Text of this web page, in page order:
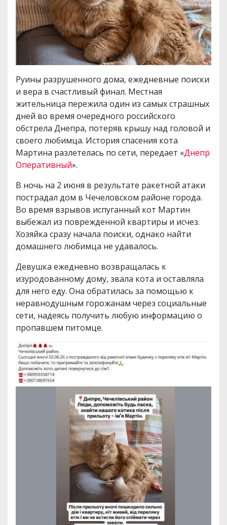
Руины разрушенного дома, ежедневные поиски
и вера в счастливый финал. Местная
жительница пережила один из самых страшных
дней во время очередного российского
обстрела Днепра, потеряв крышу над головой и
своего любимца. История спасения кота
Мартина разлетелась по сети, передает «Днепр
Оперативный».
В ночь на 2 июня в результате ракетной атаки
пострадал дом в Чечеловском районе города.
Во время взрывов испуганный кот Мартин
выбежал из поврежденной квартиры и исчез.
Хозяйка сразу начала поиски, однако найти
домашнего любимца не удавалось.
Девушка ежедневно возвращалась к
изуродованному дому, звала кота и оставляла
для него еду. Она обратилась за помощью к
неравнодушным горожанам через социальные
сети, надеясь получить любую информацию о
пропавшем питомце.